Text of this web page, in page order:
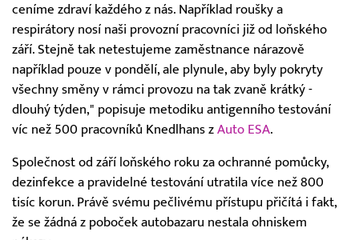
ceníme zdraví každého z nás. Například roušky a
respirátory nosí naši provozní pracovníci již od loňského
září. Stejně tak netestujeme zaměstnance nárazově
například pouze v pondělí, ale plynule, aby byly pokryty
všechny směny v rámci provozu na tak zvaně krátký -
dlouhý týden," popisuje metodiku antigenního testování
víc než 500 pracovníků Knedlhans z Auto ESA.
Společnost od září loňského roku za ochranné pomůcky,
dezinfekce a pravidelné testování utratila více než 800
tisíc korun. Právě svému pečlivému přístupu přičítá i fakt,
že se žádná z poboček autobazaru nestala ohniskem